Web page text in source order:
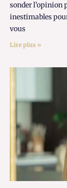
sonder l’opinion
inestimables
vous
Lire plus »